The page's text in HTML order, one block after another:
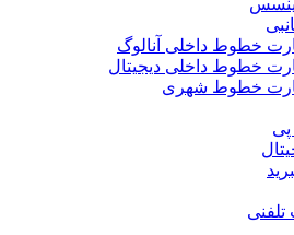
خطوط داخلی آنالوگ
خطوط داخلی دیجیتال
خطوط شهری
پی